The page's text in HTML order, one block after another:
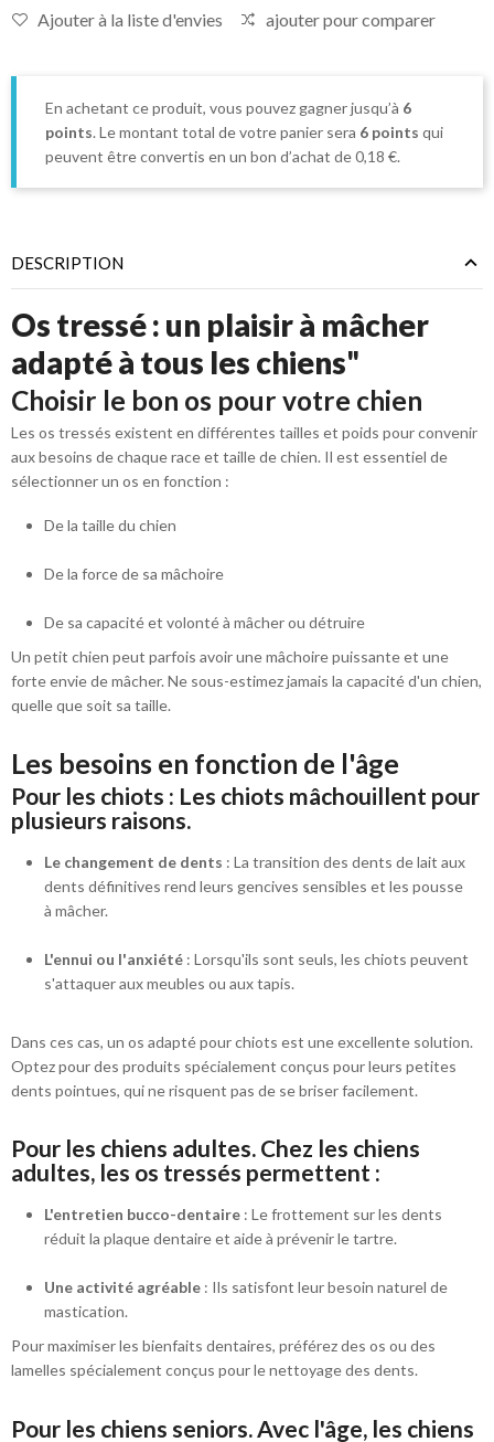
Ajouter à la liste d'envies ajouter pour comparer
En achetant ce produit, vous pouvez gagner jusqu’à 6
points. Le montant total de votre panier sera 6 points qui
peuvent être convertis en un bon d’achat de0,18 €.
DESCRIPTION
Os tressé : un plaisir à mâcher
adapté à tous les chiens"
Choisir le bon os pour votre chien
Les os tressés existent en différentes tailles et poids pour convenir
aux besoins de chaque race et taille de chien. Il est essentiel de
sélectionner un os en fonction :
De la taille du chien
De la force de sa mâchoire
De sa capacité et volonté à mâcher ou détruire
Un petit chien peut parfois avoir une mâchoire puissante et une
forte envie de mâcher. Ne sous-estimez jamais la capacité d'un chien,
quelle que soit sa taille.
Les besoins en fonction de l'âge
Pour les chiots : Les chiots mâchouillent pour
plusieurs raisons.
Le changement de dents : La transition des dents de lait aux
dents définitives rend leurs gencives sensibles et les pousse
à mâcher.
L'ennui ou l'anxiété : Lorsqu'ils sont seuls, les chiots peuvent
s'attaquer aux meubles ou aux tapis.
Dans ces cas, un os adapté pour chiots est une excellente solution.
Optez pour des produits spécialement conçus pour leurs petites
dents pointues, qui ne risquent pas de se briser facilement.
Pour les chiens adultes. Chez les chiens
adultes, les os tressés permettent :
L'entretien bucco-dentaire : Le frottement sur les dents
réduit la plaque dentaire et aide à prévenir le tartre.
Une activité agréable : Ils satisfont leur besoin naturel de
mastication.
Pour maximiser les bienfaits dentaires, préférez des os ou des
lamelles spécialement conçus pour le nettoyage des dents.
Pour les chiens seniors. Avec l'âge, les chiens